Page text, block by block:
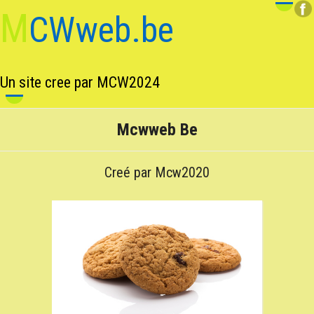
MCWweb.be
Un site cree par MCW2024
Mcwweb Be
Creé par Mcw2020
COOKIES